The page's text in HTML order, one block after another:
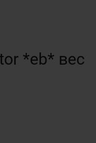
*eb* вес